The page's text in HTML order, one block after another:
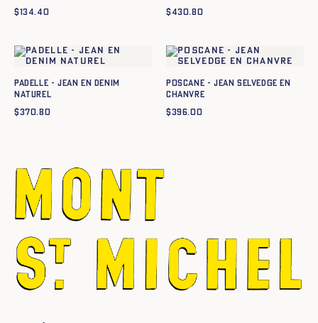
$134.40 $430.80
PADELLE - JEAN EN DENIM
NATUREL
$370.80
Poscane - Jean selvedge en
chanvre
$396.00